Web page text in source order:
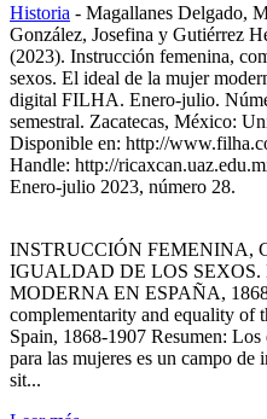
Historia - Magallanes Delgado,
González, Josefina y Gutiérrez
(2023). Instrucción femenina,
sexos. El ideal de la mujer
digital FILHA. Enero-julio.
semestral. Zacatecas, México:
Disponible en: http://
Handle: http://
Enero-julio 2023, número 28.
INSTRUCCIÓN FEMENINA,
IGUALDAD DE LOS
MODERNA EN ESPAÑA,
complementarity and equality of
Spain, 1868-1907 Resumen:
para las mujeres es un campo de
sit...